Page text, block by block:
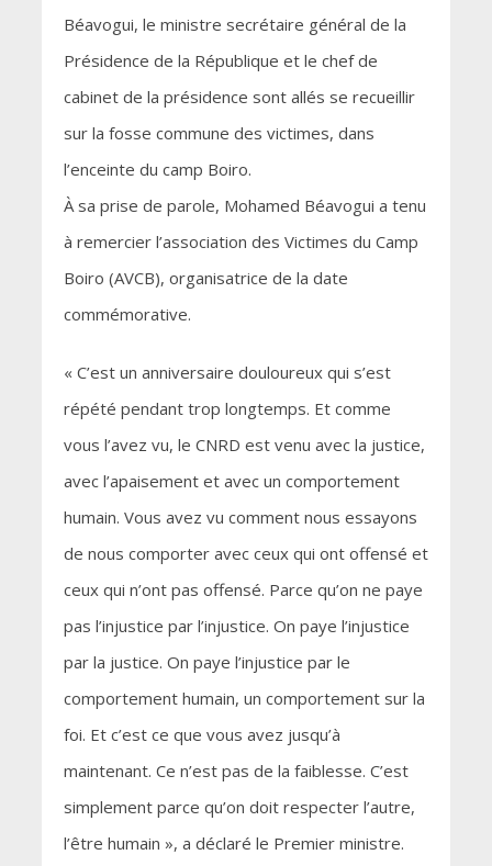
Béavogui, le ministre secrétaire général de la
Présidence de la République et le chef de
cabinet de la présidence sont allés se recueillir
sur la fosse commune des victimes, dans
l’enceinte du camp Boiro.
À sa prise de parole, Mohamed Béavogui a tenu
à remercier l’association des Victimes du Camp
Boiro (AVCB), organisatrice de la date
commémorative.
« C’est un anniversaire douloureux qui s’est
répété pendant trop longtemps. Et comme
vous l’avez vu, le CNRD est venu avec la justice,
avec l’apaisement et avec un comportement
humain. Vous avez vu comment nous essayons
de nous comporter avec ceux qui ont offensé et
ceux qui n’ont pas offensé. Parce qu’on ne paye
pas l’injustice par l’injustice. On paye l’injustice
par la justice. On paye l’injustice par le
comportement humain, un comportement sur la
foi. Et c’est ce que vous avez jusqu’à
maintenant. Ce n’est pas de la faiblesse. C’est
simplement parce qu’on doit respecter l’autre,
l’être humain », a déclaré le Premier ministre.